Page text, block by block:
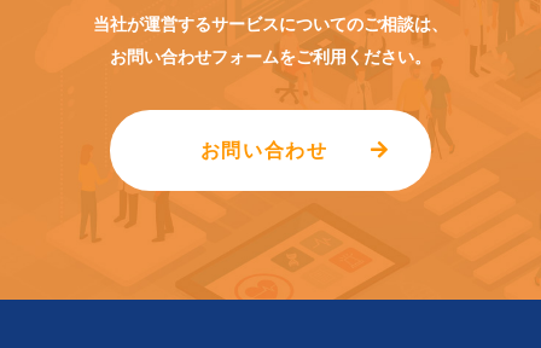
当社が運営するサービスについてのご相談は、
お問い合わせフォームをご利用ください。
お問い合わせ